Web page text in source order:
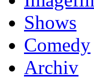
Shows
Comedy
Archiv